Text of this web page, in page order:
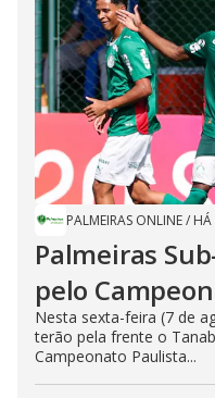
PALMEIRAS ONLINE/
Palmeiras
pelo
Nesta sexta-feira (7 de
terão pela frente o
Campeonato Paulista...